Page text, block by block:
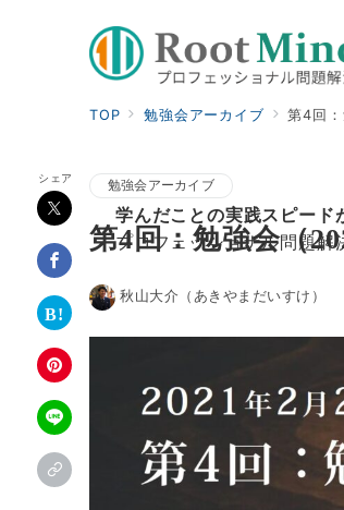
学んだことの実践スピード
プロフェッショナル問題
TOP 勉強会アーカイブ 第4回
シェア 勉強会アーカイブ
第4回：勉強会（
秋山大介（あきやまだいすけ）